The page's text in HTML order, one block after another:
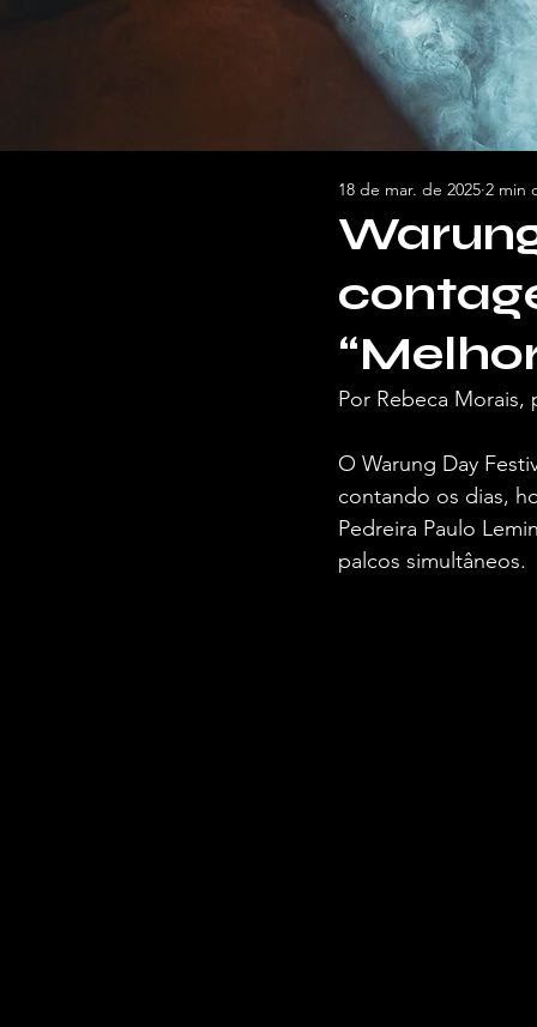
18 de mar. de 2025 2 min
Por Rebeca Morais,
O Warung Day
contando os dias,
Pedreira Paulo
palcos simultâneos.